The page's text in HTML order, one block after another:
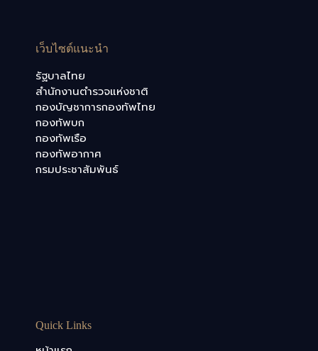
เว็บไซต์แนะนำ
รัฐบาลไทย
สำนักงานตำรวจแห่งชาติ
กองบัญชาการกองทัพไทย
กองทัพบก
กองทัพเรือ
กองทัพอากาศ
กรมประชาสัมพันธ์
Quick Links